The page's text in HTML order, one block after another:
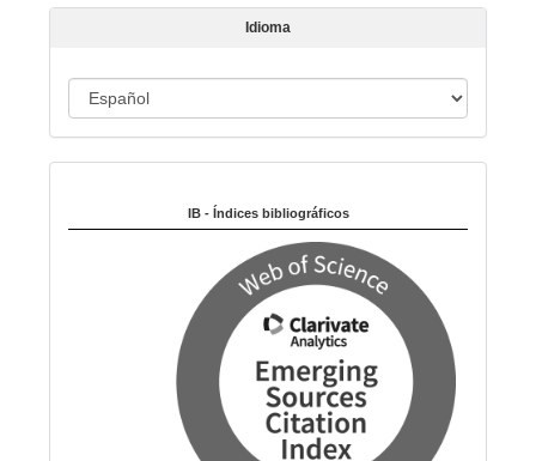
í
o
Idioma
d
m
IB - Índices bibliográficos